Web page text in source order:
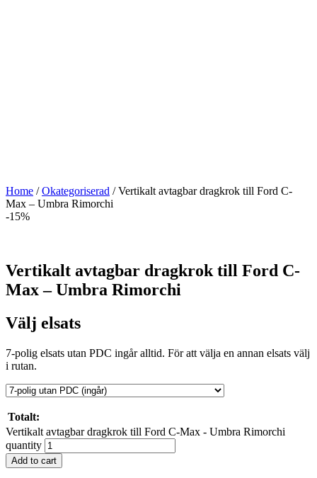
Home /Okategoriserad / Vertikalt avtagbar dragkrok till Ford C-
Max – Umbra Rimorchi
-15%
Vertikalt avtagbar dragkrok till Ford C-
Max – Umbra Rimorchi
Välj elsats
7-polig elsats utan PDC ingår alltid. För att välja en annan elsats välj
i rutan.
Totalt:
Vertikalt avtagbar dragkrok till Ford C-Max - Umbra Rimorchi
quantity
Add to cart